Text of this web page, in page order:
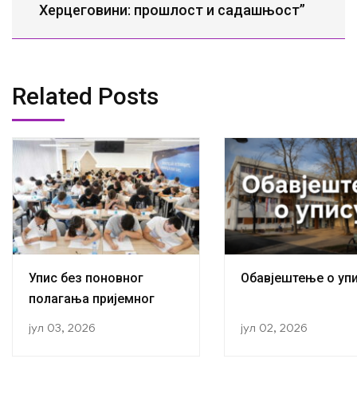
Херцеговини: прошлост и садашњост”
Related Posts
Упис без поновног
полагања пријемног
јул 03, 2026
Обавјештење о
јул 02, 2026